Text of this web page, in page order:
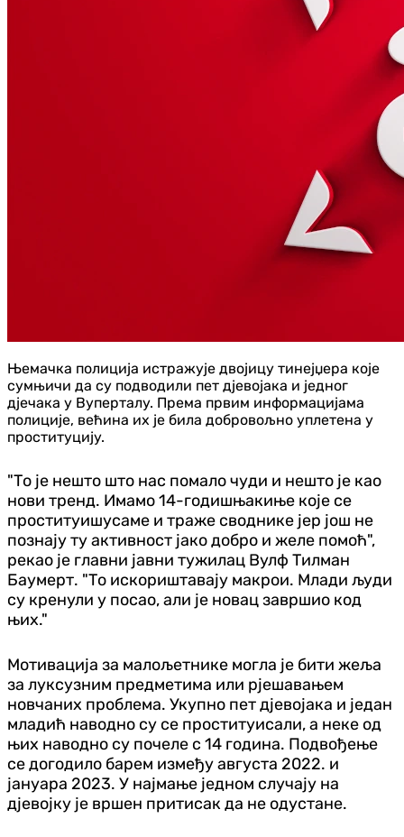
Њемачка полиција истражује двојицу тинејџера које
сумњичи да су подводили пет д‌јевојака и једног
д‌јечака у Вуперталу. Према првим информацијама
полиције, већина их је била добровољно уплетена у
проституцију.
"То је нешто што нас помало чуди и нешто је као
нови тренд. Имамо 14-годишњакиње које се
проституишусаме и траже своднике јер још не
познају ту активност јако добро и желе помоћ",
рекао је главни јавни тужилац Вулф Тилман
Баумерт. "То искориштавају макрои. Млади људи
су кренули у посао, али је новац завршио код
њих."
Мотивација за малољетнике могла је бити жеља
за луксузним предметима или рјешавањем
новчаних проблема. Укупно пет д‌јевојака и један
младић наводно су се проституисали, а неке од
њих наводно су почеле с 14 година. Подвођење
се догодило барем између августа 2022. и
јануара 2023. У најмање једном случају на
д‌јевојку је вршен притисак да не одустане.